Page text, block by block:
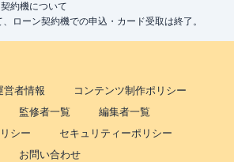
約機について
ローン契約機での申込・カード受取は終了。
営者情報
コンテンツ制作ポリシー
監修者一覧
編集者一覧
シー
セキュリティーポリシー
お問い合わせ